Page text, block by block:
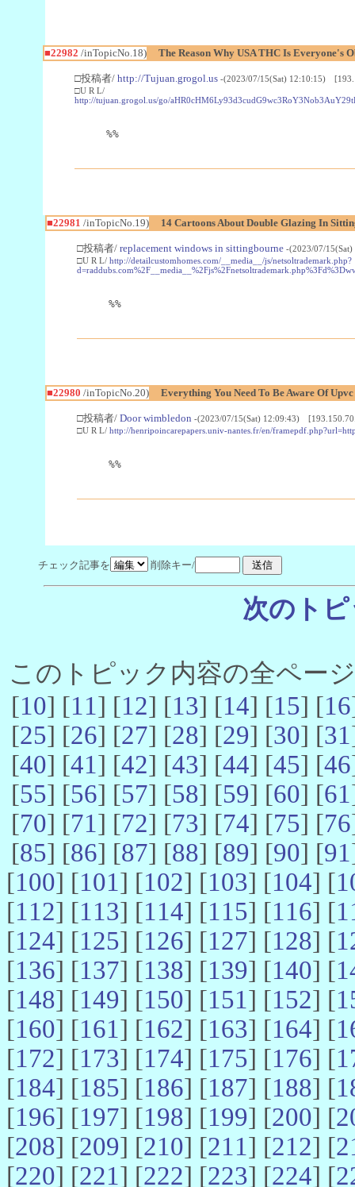
■22982 /inTopicNo.18) The Reason Why USA THC Is Everyone's
□投稿者/ http://Tujuan.grogol.us -(2023/07/15(Sat) 12:10:15)
□U R L/
http://tujuan.grogol.us/go/
%%
■22981 /inTopicNo.19) 14 Cartoons About Double Glazing In
□投稿者/ replacement windows in sittingbourne -(2023/07/
□U R L/ http://detailcustomhomes.com/__media__/js/netsoltrademark.php?
%%
■22980 /inTopicNo.20) Everything You Need To Be Aware Of
□投稿者/ Door wimbledon -(2023/07/15(Sat) 12:09:43)
□U R L/ http://henripoincarepapers.univ-nantes.fr/en/
%%
チェック記事を 削除キー/
次のト
このトピック内容の全ペー
[10] [11] [12] [13] [14] [15] [16
[25] [26] [27] [28] [29] [30] [31
[40] [41] [42] [43] [44] [45] [46
[55] [56] [57] [58] [59] [60] [61
[70] [71] [72] [73] [74] [75] [76
[85] [86] [87] [88] [89] [90] [91
[100] [101] [102] [103] [104] [
[112] [113] [114] [115] [116] [
[124] [125] [126] [127] [128] [
[136] [137] [138] [139] [140] [
[148] [149] [150] [151] [152] [
[160] [161] [162] [163] [164] [
[172] [173] [174] [175] [176] [
[184] [185] [186] [187] [188] [
[196] [197] [198] [199] [200] [
[208] [209] [210] [211] [212] [
[220] [221] [222] [223] [224] [